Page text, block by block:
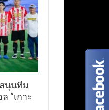
นุนทีม
“เกาะ